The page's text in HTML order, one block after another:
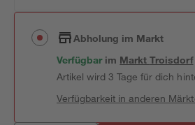
Abholung im Markt
Verfügbar im MarktTroisdorf
Artikel wird 3 Tage für dich
Verfügbarkeit in anderen